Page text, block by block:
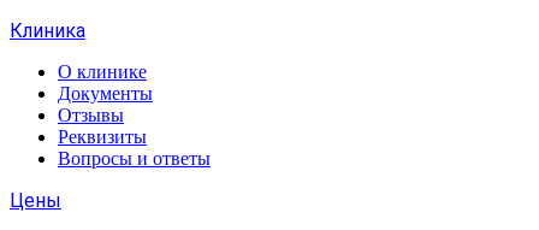
Клиника
О клинике
Документы
Отзывы
Реквизиты
Вопросы и ответы
Цены